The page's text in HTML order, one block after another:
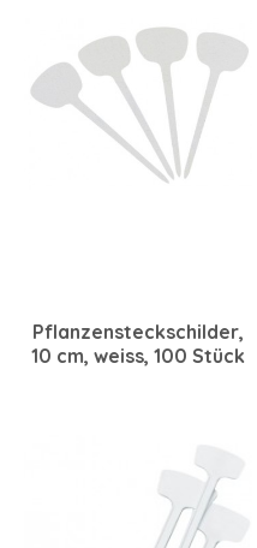
Pflanzensteckschilder,
10 cm, weiss, 100 Stück